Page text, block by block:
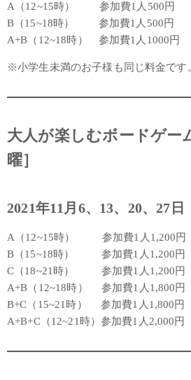
A（12~15時） 参加費1人500円
B（15~18時） 参加費1人500円
A+B（12~18時） 参加費1人1000円
※小学生未満のお子様も同じ料金です
大人が楽しむボードゲー
曜］
2021年11月6、13、20、27日
A（12~15時） 参加費1人1,200円
B（15~18時） 参加費1人1,200円
C（18~21時） 参加費1人1,200円
A+B（12~18時） 参加費1人1,800円
B+C（15~21時） 参加費1人1,800円
A+B+C（12~21時）参加費1人2,000円